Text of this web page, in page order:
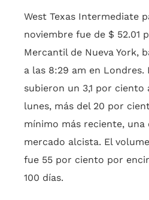
West Texas Intermediate
noviembre fue de $ 52.01
Mercantil de Nueva York,
a las 8:29 am en Londres.
subieron un 3,1 por ciento
lunes, más del 20 por
mínimo más reciente,
mercado alcista. El
fue 55 por ciento por
100 días.